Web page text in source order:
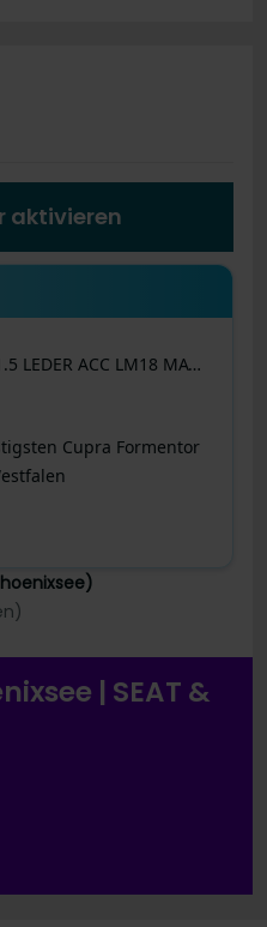
aktivieren
LEDER ACC LM18 MATRIXLED NAVI
Cupra Formentor
)
| SEAT &